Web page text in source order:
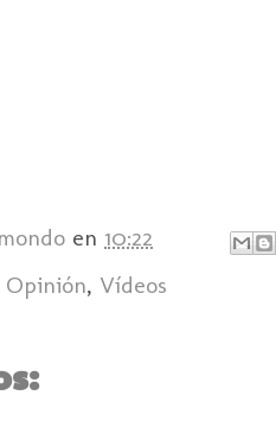
en 10:22
Opinión, Vídeos